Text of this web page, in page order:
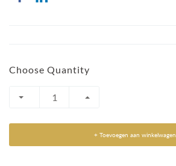
Choose Quantity
+ Toevoegen aan winkelwagen